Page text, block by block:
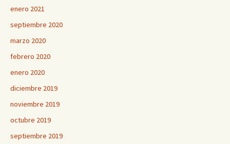
enero 2021
septiembre 2020
marzo 2020
febrero 2020
enero 2020
diciembre 2019
noviembre 2019
octubre 2019
septiembre 2019